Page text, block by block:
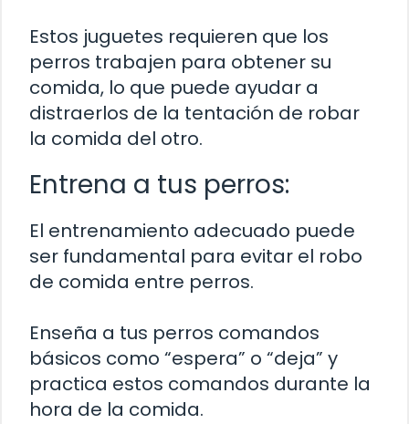
Estos juguetes requieren que los
perros trabajen para obtener su
comida, lo que puede ayudar a
distraerlos de la tentación de robar
la comida del otro.
Entrena a tus perros:
El entrenamiento adecuado puede
ser fundamental para evitar el robo
de comida entre perros.
Enseña a tus perros comandos
básicos como “espera” o “deja” y
practica estos comandos durante la
hora de la comida.